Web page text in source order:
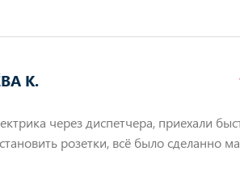
К.
через диспетчера, приехали
розетки, всё было сделанно